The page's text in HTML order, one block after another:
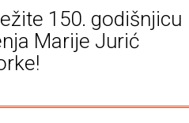
150. godišnjicu
Marije Jurić